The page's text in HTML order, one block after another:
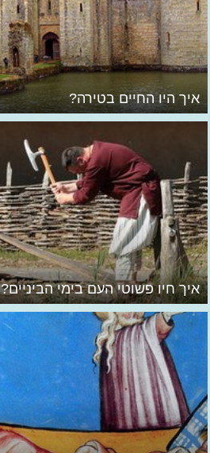
איך היו החיים בטירה?
איך חיו פשוטי העם בימי הביניים?